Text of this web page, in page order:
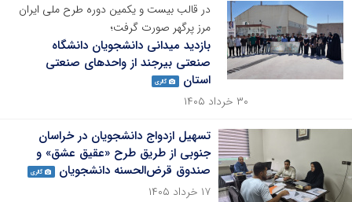
در قالب بیست و یکمین دوره طرح ملی ایران
مرز پرگهر صورت گرفت؛
بازدید میدانی دانشجویان دانشگاه
صنعتی بیرجند از واحدهای صنعتی
استان
گالری
۳۰ خرداد ۱۴۰۵
تسهیل ازدواج دانشجویان در خراسان
جنوبی از طریق طرح «عقیق عشق» و
صندوق قرض‌الحسنه دانشجویان
گالری
۱۷ خرداد ۱۴۰۵